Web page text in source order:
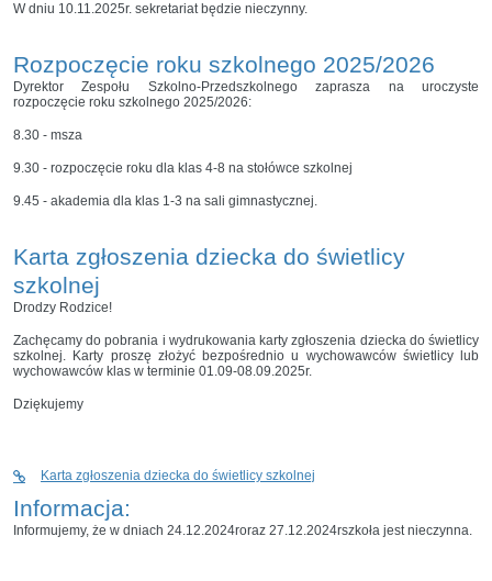
W dniu 10.11.2025r. sekretariat będzie nieczynny.
Rozpoczęcie roku szkolnego 2025/2026
Dyrektor Zespołu Szkolno-Przedszkolnego zaprasza na uroczyste
rozpoczęcie roku szkolnego 2025/2026:
8.30 - msza
9.30 - rozpoczęcie roku dla klas 4-8 na stołówce szkolnej
9.45 - akademia dla klas 1-3 na sali gimnastycznej.
Karta zgłoszenia dziecka do świetlicy
szkolnej
Drodzy Rodzice!
Zachęcamy do pobrania i wydrukowania karty zgłoszenia dziecka do świetlicy
szkolnej. Karty proszę złożyć bezpośrednio u wychowawców świetlicy lub
wychowawców klas w terminie 01.09-08.09.2025r.
Dziękujemy
Karta zgłoszenia dziecka do świetlicy szkolnej
Informacja:
Informujemy, że w dniach 24.12.2024roraz 27.12.2024rszkoła jest nieczynna.